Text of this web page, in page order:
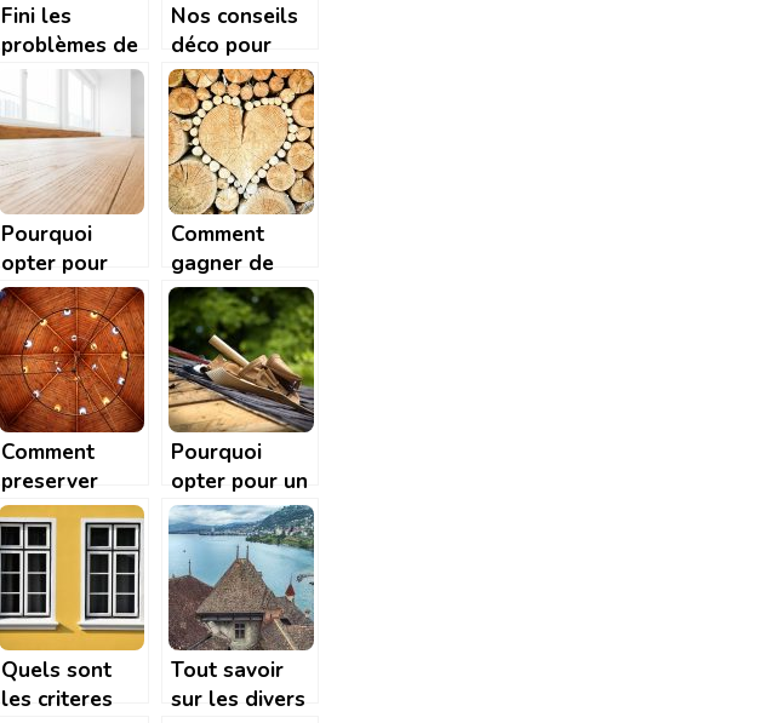
Fini les
problèmes de
termites qui
rongent le
bois
Nos conseils
déco pour
aménager
votre terrasse
en bois
Pourquoi
opter pour
une
autoconstruction
en bois ?
Comment
gagner de
l’argent grâce
au bois ?
Comment
preserver
votre plafond
en bois en
quelques
etapes
simples ?
Pourquoi
opter pour un
portail de
jardin en bois
?
Quels sont
les criteres
Tout savoir
sur les divers